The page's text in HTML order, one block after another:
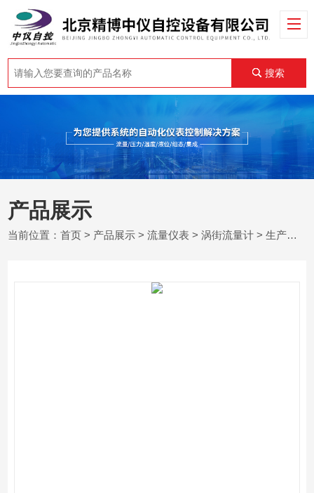
搜索
产品展示
当前位置：首页 > 产品展示 >流量仪表 >涡街流量计 > 生产厂家现货供应LUGB-100智能涡街流量计